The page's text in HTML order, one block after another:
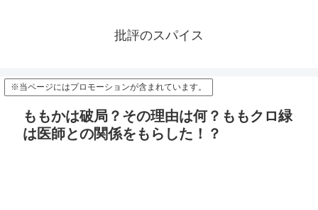
批評のスパイス
※当ページにはプロモーションが含まれています。
ももかは破局？その理由は何？ももクロ緑
は医師との関係をもらした！？